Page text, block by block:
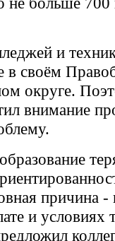
и
в своём
округе.
внимание
причина -
и условиях